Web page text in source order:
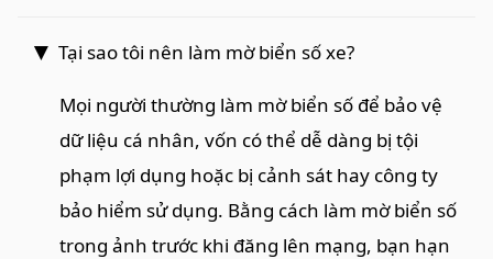
Tại sao tôi nên làm mờ biển số xe?
Mọi người thường làm mờ biển số để bảo vệ
dữ liệu cá nhân, vốn có thể dễ dàng bị tội
phạm lợi dụng hoặc bị cảnh sát hay công ty
bảo hiểm sử dụng. Bằng cách làm mờ biển số
trong ảnh trước khi đăng lên mạng, bạn hạn